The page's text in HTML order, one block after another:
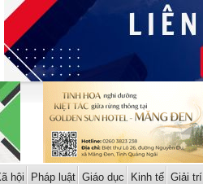
hội Pháp luật Giáo dục Kinh tế Giải trí